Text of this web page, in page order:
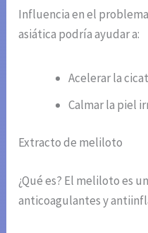
Influencia en el
asiática podría ayudar a:
Acelerar la
Calmar la piel
Extracto de meliloto
¿Qué es? El meliloto es
anticoagulantes y